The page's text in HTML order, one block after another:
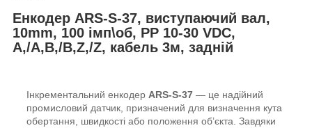
Енкодер ARS-S-37, виcтупаючий вал,
10mm, 100 імп\об, PP 10-30 VDC,
A,/A,B,/B,Z,/Z, кабель 3м, задній
Інкрементальний енкодер ARS-S-37 — це надійний
промисловий датчик, призначений для визначення кута
обертання, швидкості або положення об’єкта. Завдяки